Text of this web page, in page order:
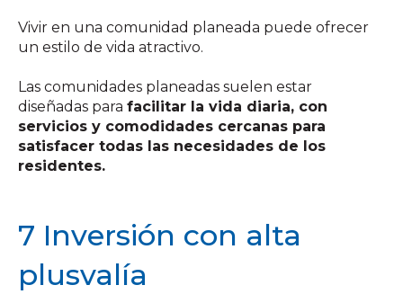
Vivir en una comunidad planeada puede ofrecer
un estilo de vida atractivo.
Las comunidades planeadas suelen estar
diseñadas para facilitar la vida diaria, con
servicios y comodidades cercanas para
satisfacer todas las necesidades de los
residentes.
7 Inversión con alta
plusvalía